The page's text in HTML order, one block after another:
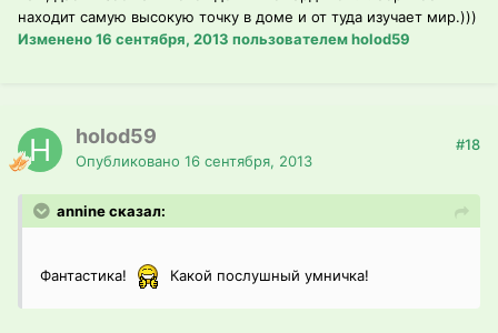
находит самую высокую точку в доме и от туда изучает мир.)))
Изменено16 сентября, 2013 пользователем holod59
holod59
Опубликовано 16 сентября, 2013
#18
annine сказал:
Фантастика! Какой послушный умничка!